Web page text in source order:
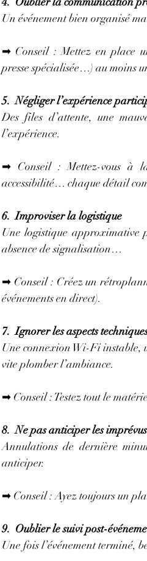
Un événement bien organisé
➡ Conseil : Mettez en place
presse spécialisée…) au moins
5.  Négliger l’expérience
Des files d’attente, une
l’expérience.
➡ Conseil : Mettez-vous à
accessibilité… chaque détail
6.  Improviser la logistique
Une logistique approximative
absence de signalisation…
➡ Conseil : Créez un
événements en direct).
7.  Ignorer les aspects
Une connexion Wi-Fi instable,
vite plomber l’ambiance.
➡ Conseil : Testez tout le
8.  Ne pas anticiper les imprévus
Annulations de dernière
anticiper.
➡ Conseil : Ayez toujours un
9.  Oublier le suivi post-
Une fois l’événement terminé,